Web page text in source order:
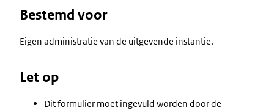
Bestemd voor
Eigen administratie van de uitgevende instantie.
Let op
Dit formulier moet ingevuld worden door de